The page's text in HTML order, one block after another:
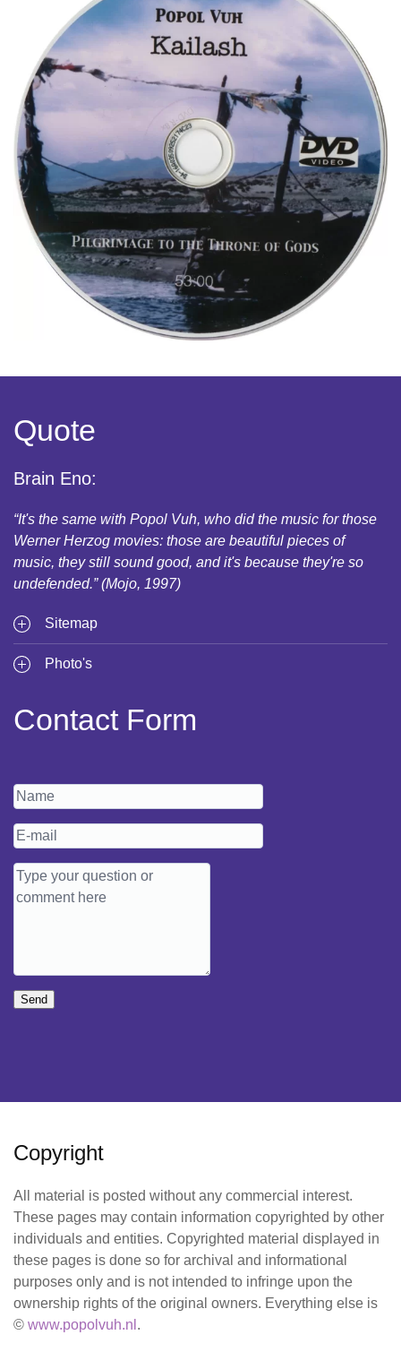
Quote
Brain Eno:
“It's the same with Popol Vuh, who did the music for those
Werner Herzog movies: those are beautiful pieces of
music, they still sound good, and it's because they're so
undefended.” (Mojo, 1997)
Sitemap
Photo's
Contact Form
Send
Copyright
All material is posted without any commercial interest.
These pages may contain information copyrighted by other
individuals and entities. Copyrighted material displayed in
these pages is done so for archival and informational
purposes only and is not intended to infringe upon the
ownership rights of the original owners. Everything else is
© www.popolvuh.nl .